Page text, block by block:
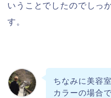
いうことでしたのでしっ
す。
ちなみに美容
カラーの場合